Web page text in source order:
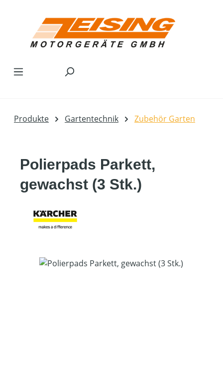
Produkte Gartentechnik Zubehör Garten
Polierpads Parkett,
gewachst (3 Stk.)
Bildergalerie überspringen